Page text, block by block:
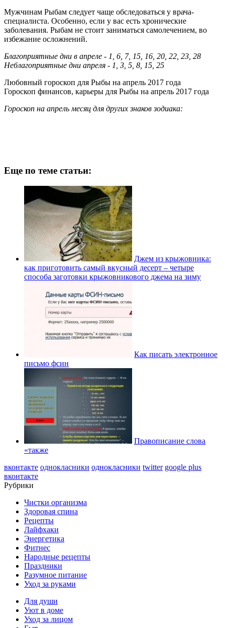
Мужчинам Рыбам следует чаще обследоваться у врача-
специалиста. Особенно, если у вас есть хронические
заболевания. Рыбам не стоит заниматься самолечением, во
избежание осложнений.
Благоприятные дни в апреле - 1, 6, 7, 15, 16, 20, 22, 23, 28
Неблагоприятные дни апреля - 1, 3, 5, 8, 15, 25
Любовный гороскоп для Рыбы на апрель 2017 года
Гороскоп финансов, карьеры для Рыбы на апрель 2017 года
Гороскоп на апрель месяц для других знаков зодиака:
Еще по теме статьи:
Джем из крыжовника:
как приготовить самый вкусный десерт – четыре
способа заготовки крыжовникового джема на зиму
Как писать электронное
письмо фсин
Правописание слова
«также
вконтакте однокласники однокласники twitter google plus
вконтакте
Рубрики
Чистки организма
Здоровая спина
Рецепты
Лайфхаки
Энергетика
Фитнес
Народные рецепты
Праздники
Разумное питание
Уход за руками
Для души
Уют в доме
Уход за лицом